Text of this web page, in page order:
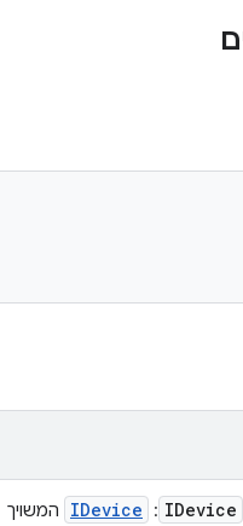
IDevice
:
IDevice המשויך